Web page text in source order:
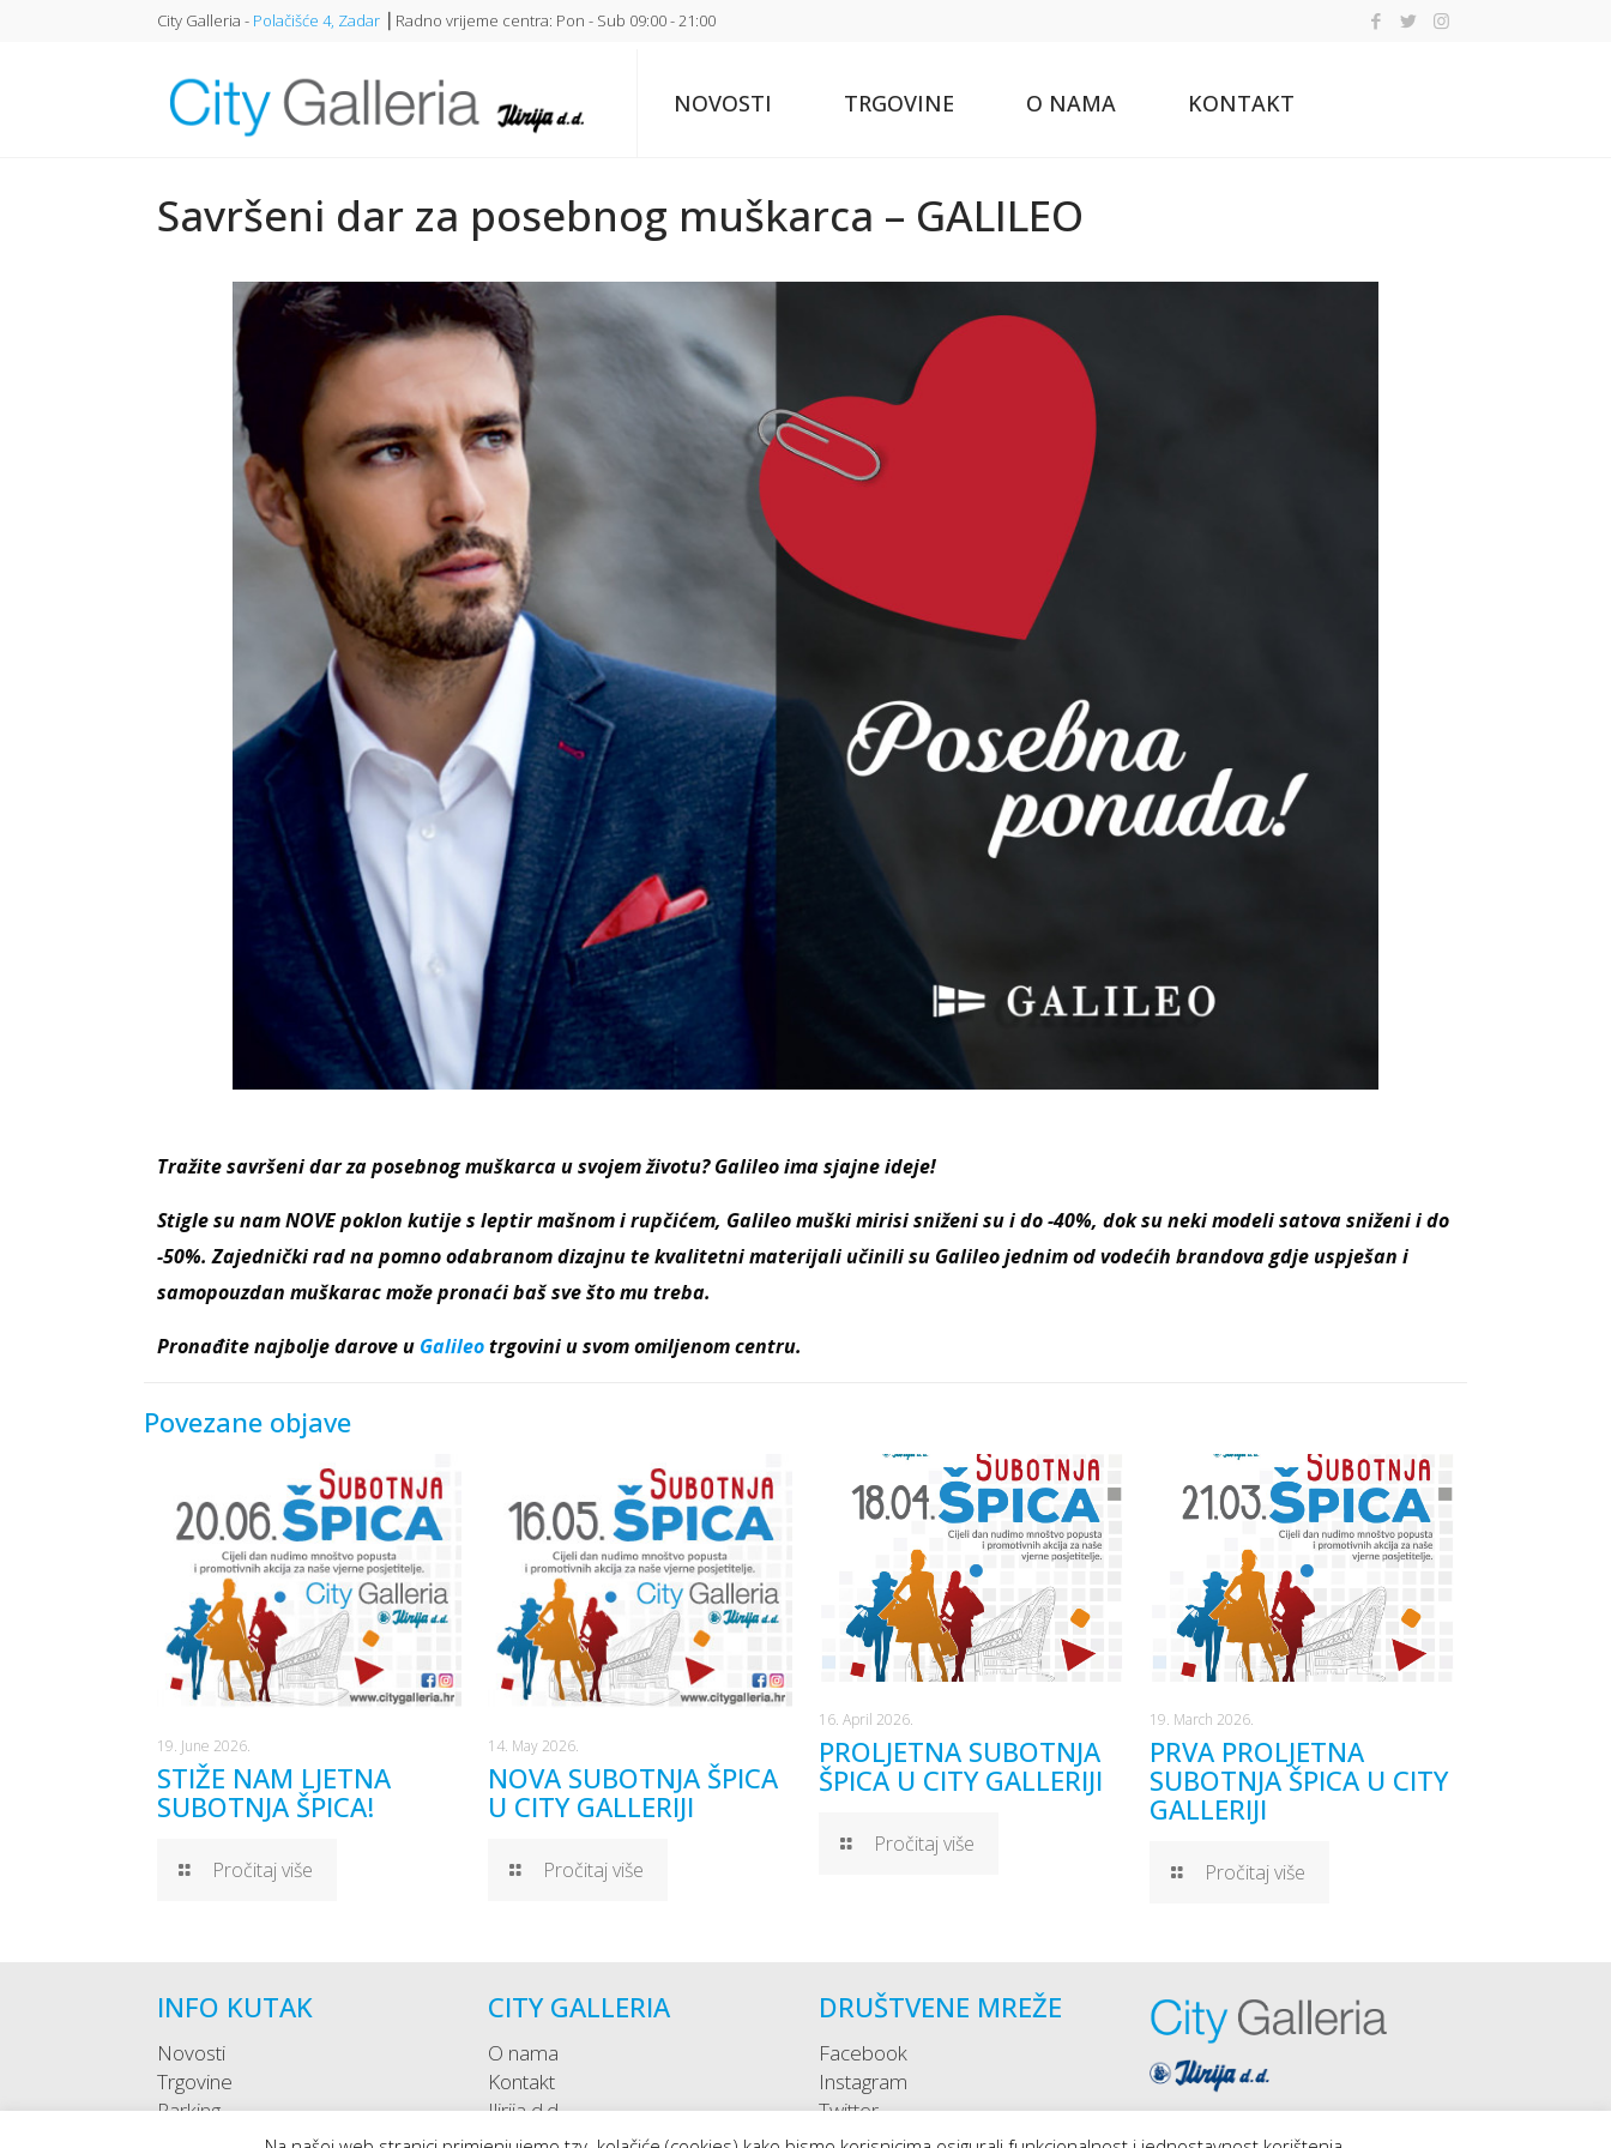
City Galleria - Polačišće 4, Zadar ⎥ Radno vrijeme centra: Pon - Sub 09:00 - 21:00
NOVOSTI TRGOVINE O NAMA KONTAKT
Savršeni dar za posebnog muškarca – GALILEO
Tražite savršeni dar za posebnog muškarca u svojem životu? Galileo ima sjajne ideje!
Stigle su nam NOVE poklon kutije s leptir mašnom i rupčićem, Galileo muški mirisi sniženi su i do -40%, dok su neki modeli satova sniženi i do
-50%. Zajednički rad na pomno odabranom dizajnu te kvalitetni materijali učinili su Galileo jednim od vodećih brandova gdje uspješan i
samopouzdan muškarac može pronaći baš sve što mu treba.
Pronađite najbolje darove u Galileotrgovini u svom omiljenom centru.
Povezane objave
19. June 2026.
STIŽE NAM LJETNA
SUBOTNJA ŠPICA!
Pročitaj više
14. May 2026.
NOVA SUBOTNJA ŠPICA
U CITY GALLERIJI
Pročitaj više
16. April 2026.
PROLJETNA SUBOTNJA
ŠPICA U CITY GALLERIJI
Pročitaj više
19. March 2026.
PRVA PROLJETNA
SUBOTNJA ŠPICA U CITY
GALLERIJI
Pročitaj više
INFO KUTAK
Novosti
Trgovine
Parking
Kako do nas
CITY GALLERIA
O nama
Kontakt
Ilirija d.d.
DRUŠTVENE MREŽE
Facebook
Instagram
Twitter